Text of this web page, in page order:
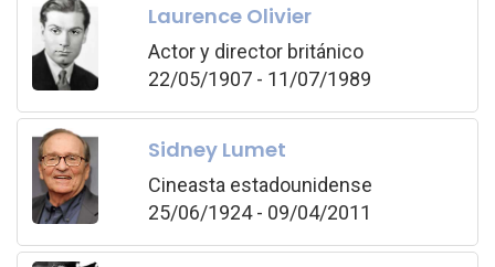
Laurence Olivier
Actor y director británico
22/05/1907 - 11/07/1989
Sidney Lumet
Cineasta estadounidense
25/06/1924 - 09/04/2011